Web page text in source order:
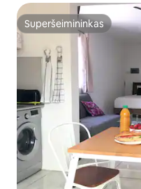
Superšeimininkas
Superšeimininkas